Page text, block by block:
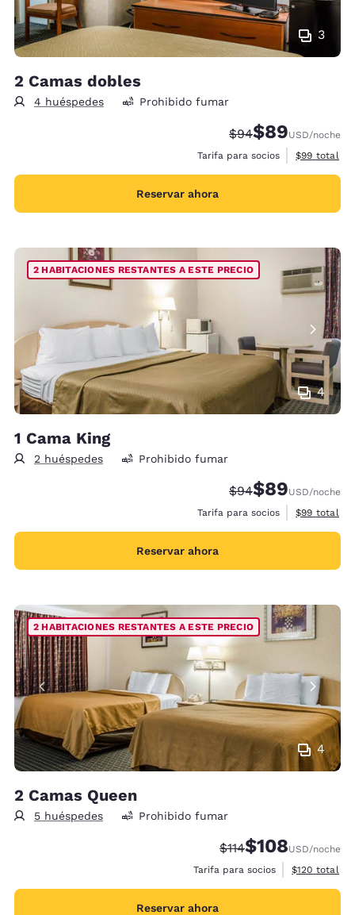
3
2 Camas dobles
4 huéspedes Prohibido fumar
Precio tachado:
$94Precio con
$89USD/noche
Tarifa para socios
Ver
$99 total
Reservar ahora
4
2 HABITACIONES RESTANTES A ESTE PRECIO
1 Cama King
2 huéspedes Prohibido fumar
Precio tachado:
$94Precio con
$89USD/noche
Tarifa para socios
Ver
$99 total
Reservar ahora
4
2 HABITACIONES RESTANTES A ESTE PRECIO
2 Camas Queen
5 huéspedes Prohibido fumar
Precio tachado:
$114Precio con
$108USD/noche
Tarifa para socios
Ver detalles
$120 total
Reservar ahora